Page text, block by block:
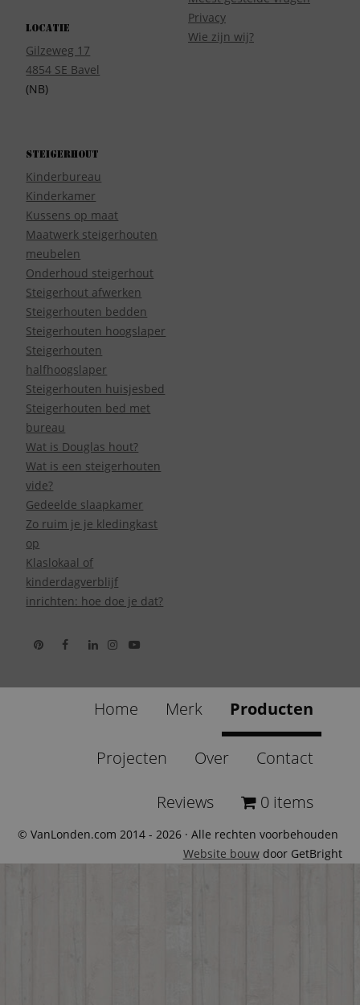
Locatie
Gilzeweg 17
4854 SE Bavel
(NB)
Privacy
Wie zijn wij?
Steigerhout
Kinderbureau
Kinderkamer
Kussens op maat
Maatwerk steigerhouten
meubelen
Onderhoud steigerhout
Steigerhout afwerken
Steigerhouten bedden
Steigerhouten hoogslaper
Steigerhouten
halfhoogslaper
Steigerhouten huisjesbed
Steigerhouten bed met
bureau
Wat is Douglas hout?
Wat is een steigerhouten
vide?
Gedeelde slaapkamer
Zo ruim je je kledingkast
op
Klaslokaal of
kinderdagverblijf
inrichten: hoe doe je dat?
Home Merk Producten
Projecten Over Contact
Reviews 0 items
© VanLonden.com 2014 - 2026 · Alle rechten voorbehouden
Website bouwdoor GetBright